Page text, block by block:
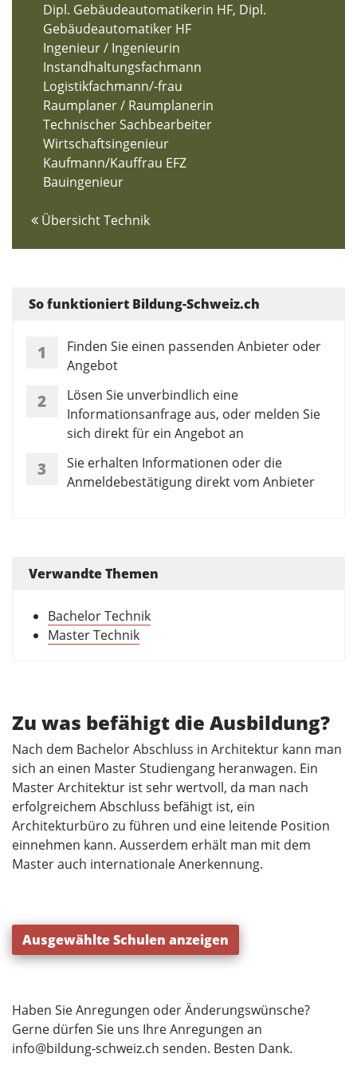
Dipl. Gebäudeautomatikerin HF, Dipl.
Gebäudeautomatiker HF
Ingenieur / Ingenieurin
Instandhaltungsfachmann
Logistikfachmann/-frau
Raumplaner / Raumplanerin
Technischer Sachbearbeiter
Wirtschaftsingenieur
Kaufmann/Kauffrau EFZ
Bauingenieur
Übersicht Technik
Zu was befähigt die Ausbildung?
Nach dem Bachelor Abschluss in Architektur kann man
sich an einen Master Studiengang heranwagen. Ein
Master Architektur ist sehr wertvoll, da man nach
erfolgreichem Abschluss befähigt ist, ein
Architekturbüro zu führen und eine leitende Position
einnehmen kann. Ausserdem erhält man mit dem
Master auch internationale Anerkennung.
So funktioniert Bildung-Schweiz.ch
1
Finden Sie einen passenden Anbieter oder
Angebot
2
Lösen Sie unverbindlich eine
Informationsanfrage aus, oder melden Sie
sich direkt für ein Angebot an
3
Sie erhalten Informationen oder die
Anmeldebestätigung direkt vom Anbieter
Verwandte Themen
Bachelor Technik
Master Technik
Ausgewählte Schulen anzeigen
Haben Sie Anregungen oder Änderungswünsche?
Gerne dürfen Sie uns Ihre Anregungen an
info@bildung-schweiz.ch senden. Besten Dank.